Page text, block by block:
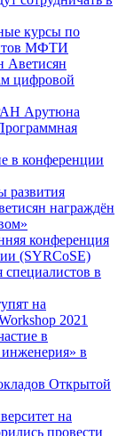
курсы по
МФТИ
цифровой
Арутюна
в конференции
развития
награждён
конференция
(SYRCoSE)
в
на
2021
в
в
Открытой
на
провести